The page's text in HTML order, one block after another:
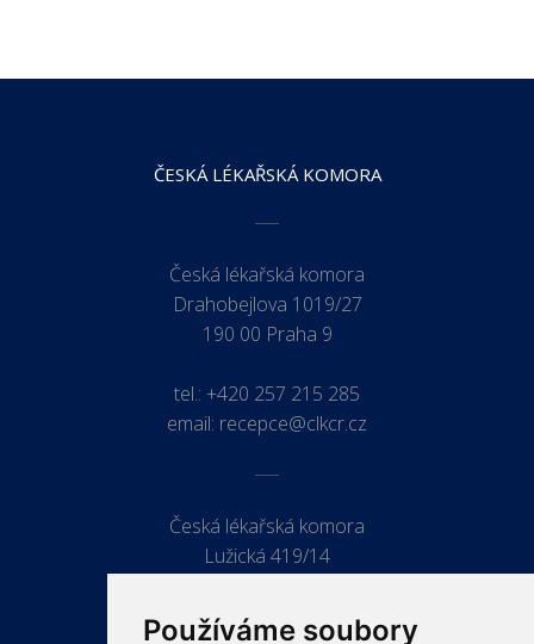
Používáme soubory
ČESKÁ LÉKAŘSKÁ KOMORA
Česká lékařská komora
Drahobejlova 1019/27
190 00 Praha 9
tel.: +420 257 215 285
email: recepce@clkcr.cz
Česká lékařská komora
Lužická 419/14